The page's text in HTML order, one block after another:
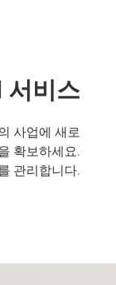
서비스
사업에 새로
확보하세요.
관리합니다.